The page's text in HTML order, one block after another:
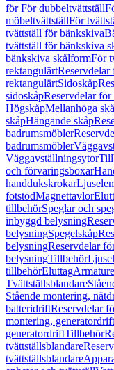
för För dubbeltvättställ
möbeltvättställFör
tvättställ för bänkskiva
tvättställ för bänkskiva
bänkskiva skålformFör
rektangulärt
rektangulärtSidoskåp
sidoskåpReservdelar
HögskåpMellanhöga
skåpHängande skåp
badrumsmöbler
badrumsmöbler
Väggavställningsytor
och förvaringsboxar
handdukskrokar
fotstödMagnettavlor
tillbehörSpeglar och
inbyggd belysning
belysningSpegelskåp
belysningReservdelar
belysningTillbehör
tillbehörEluttag
Tvättställsblandare
Stående montering,
batteridriftReservdelar
montering, generatordrift
generatordriftTillbehör
tvättställsblandare
tvättställsblandare